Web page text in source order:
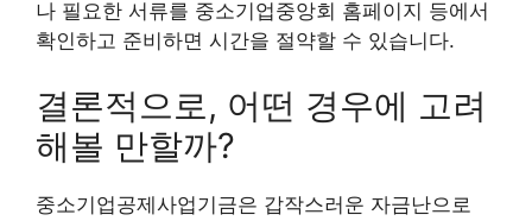
나 필요한 서류를 중소기업중앙회 홈페이지 등에서
확인하고 준비하면 시간을 절약할 수 있습니다.
결론적으로, 어떤 경우에 고려
해볼 만할까?
중소기업공제사업기금은 갑작스러운 자금난으로